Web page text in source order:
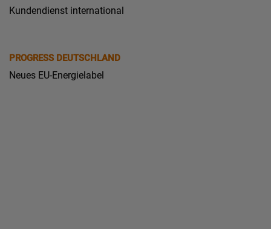
Kundendienst international
PROGRESS DEUTSCHLAND
Neues EU-Energielabel